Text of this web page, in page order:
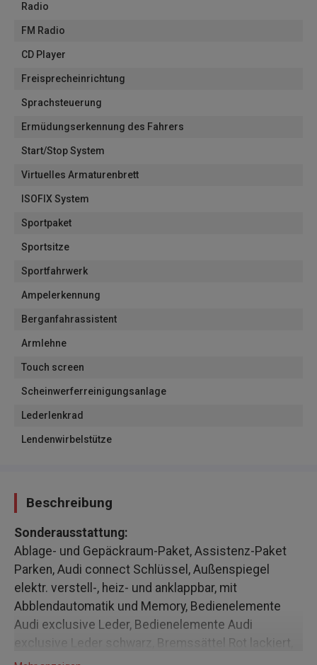
Radio
FM Radio
CD Player
Freisprecheinrichtung
Sprachsteuerung
Ermüdungserkennung des Fahrers
Start/Stop System
Virtuelles Armaturenbrett
ISOFIX System
Sportpaket
Sportsitze
Sportfahrwerk
Ampelerkennung
Berganfahrassistent
Armlehne
Touch screen
Scheinwerferreinigungsanlage
Lederlenkrad
Lendenwirbelstütze
Beschreibung
Sonderausstattung:
Ablage- und Gepäckraum-Paket, Assistenz-Paket
Parken, Audi connect Schlüssel, Außenspiegel
elektr. verstell-, heiz- und anklappbar, mit
Abblendautomatik und Memory, Bedienelemente
Audi exclusive Leder, Bedienelemente Audi
exclusive Leder schwarz, Bremssättel Rot lackiert,
Business-Paket, Dachhimmel Stoff, schwarz,